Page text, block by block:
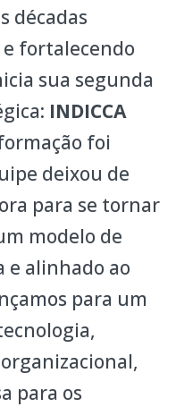
décadas
fortalecendo
sua segunda
INDICCA
foi
deixou de
para se tornar
modelo de
e alinhado ao
para um
para os